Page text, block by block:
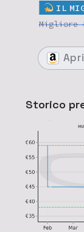
IL
Migliore
Apri
Storico